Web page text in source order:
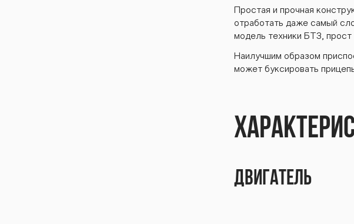
Простая и прочная
отработать даже самый
модель техники БТЗ,
Наилучшим образом
может буксировать
Двигатель